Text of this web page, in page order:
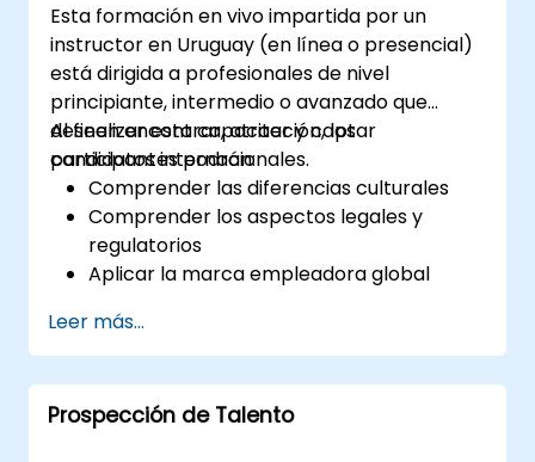
Esta formación en vivo impartida por un
instructor en Uruguay (en línea o presencial)
está dirigida a profesionales de nivel
principiante, intermedio o avanzado que
deseen encontrar, atraer y captar
candidatos internacionales.
Al finalizar esta capacitación, los
participantes podrán:
Comprender las diferencias culturales
Comprender los aspectos legales y
regulatorios
Aplicar la marca empleadora global
talento y reclutamiento
Leer más...
Prospección de Talento